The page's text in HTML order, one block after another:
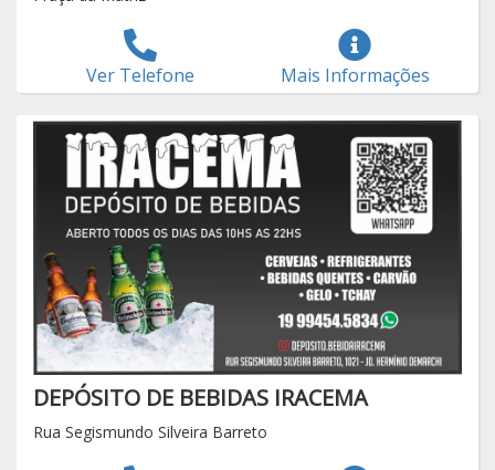
Ver Telefone Mais Informações
DEPÓSITO DE BEBIDAS IRACEMA
Rua Segismundo Silveira Barreto